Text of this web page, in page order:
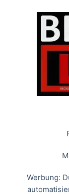
Werbung: